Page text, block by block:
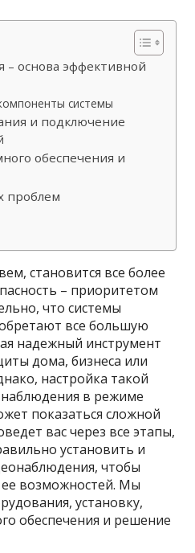
– основа эффективной
системы
и подключение
обеспечения и
проблем
становится все более
– приоритетом
что системы
все большую
надежный инструмент
дома, бизнеса или
настройка такой
в режиме
показаться сложной
вас через все этапы,
установить и
чтобы
возможностей. Мы
установку,
обеспечения и решение